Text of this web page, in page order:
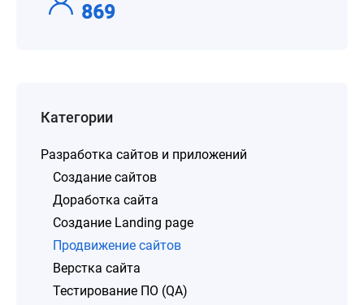
869
Категории
Разработка сайтов и приложений
Создание сайтов
Доработка сайта
Создание Landing page
Продвижение сайтов
Верстка сайта
Тестирование ПО (QA)